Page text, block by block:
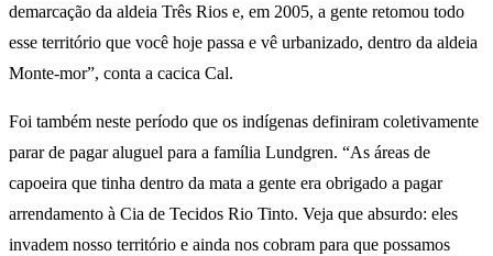
demarcação da aldeia Três Rios e, em 2005, a gente retomou todo
esse território que você hoje passa e vê urbanizado, dentro da aldeia
Monte-mor”, conta a cacica Cal.
Foi também neste período que os indígenas definiram coletivamente
parar de pagar aluguel para a família Lundgren. “As áreas de
capoeira que tinha dentro da mata a gente era obrigado a pagar
arrendamento à Cia de Tecidos Rio Tinto. Veja que absurdo: eles
invadem nosso território e ainda nos cobram para que possamos